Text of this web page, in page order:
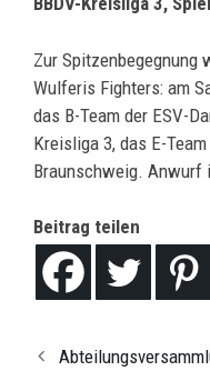
Zur Spitzenbegegnung
Wulferis Fighters: am
das B-Team der ESV-
Kreisliga 3, das E-
Braunschweig. Anwurf
Beitrag teilen